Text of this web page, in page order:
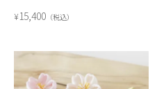
¥15,400 税込